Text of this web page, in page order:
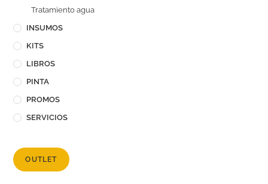
Tratamiento agua
INSUMOS
KITS
LIBROS
PINTA
PROMOS
SERVICIOS
OUTLET